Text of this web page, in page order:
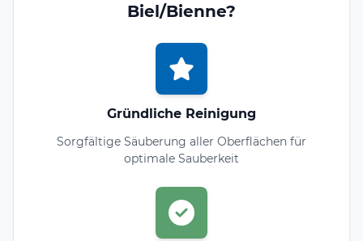
Biel/Bienne?
Gründliche Reinigung
Sorgfältige Säuberung aller Oberflächen für
optimale Sauberkeit